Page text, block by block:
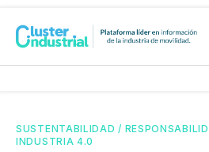
SUSTENTABILIDAD /
INDUSTRIA 4.0